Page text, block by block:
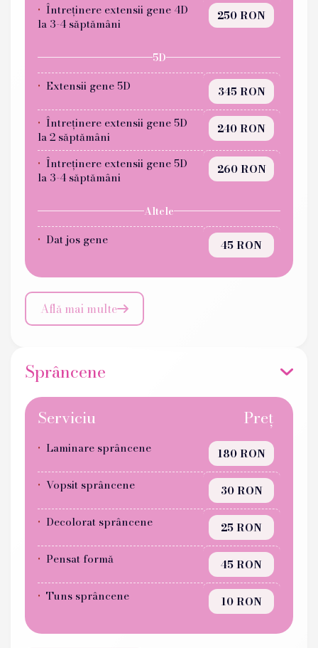
Întreținere extensii gene 4D
la 3-4 săptămâni
250 RON
5D
Extensii gene 5D
345 RON
Întreținere extensii gene 5D
la 2 săptămâni
240 RON
Întreținere extensii gene 5D
la 3-4 săptămâni
260 RON
Altele
Dat jos gene 45 RON
Află mai multe
Sprâncene
Serviciu Preț
Laminare sprâncene
180 RON
Vopsit sprâncene
30 RON
Decolorat sprâncene
25 RON
Pensat formă
45 RON
Tuns sprâncene
10 RON